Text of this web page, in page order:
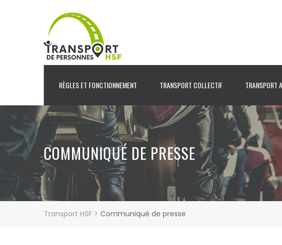
RÈGLES ET FONCTIONNEMENT TRANSPORT COLLECTIF TRANSPORT
COMMUNIQUÉ DE PRESSE
Transport HSF > Communiqué de presse